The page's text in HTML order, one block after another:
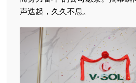
声迭起，久久不息。